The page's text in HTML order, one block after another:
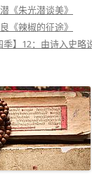
《朱光潜谈美》
《辣椒的征途》
季】12：由诗入史略